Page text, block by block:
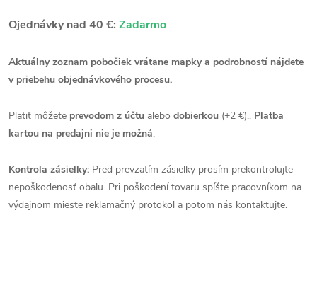
Ojednávky nad 40 €: Zadarmo
Aktuálny zoznam pobočiek vrátane mapky a podrobností nájdete
v priebehu objednávkového procesu.
Platiť môžete prevodom z účtu alebo dobierkou (+2 €).. Platba
kartou na predajni nie je možná.
Kontrola zásielky: Pred prevzatím zásielky prosím prekontrolujte
nepoškodenosť obalu. Pri poškodení tovaru spíšte pracovníkom na
výdajnom mieste reklamačný protokol a potom nás kontaktujte.